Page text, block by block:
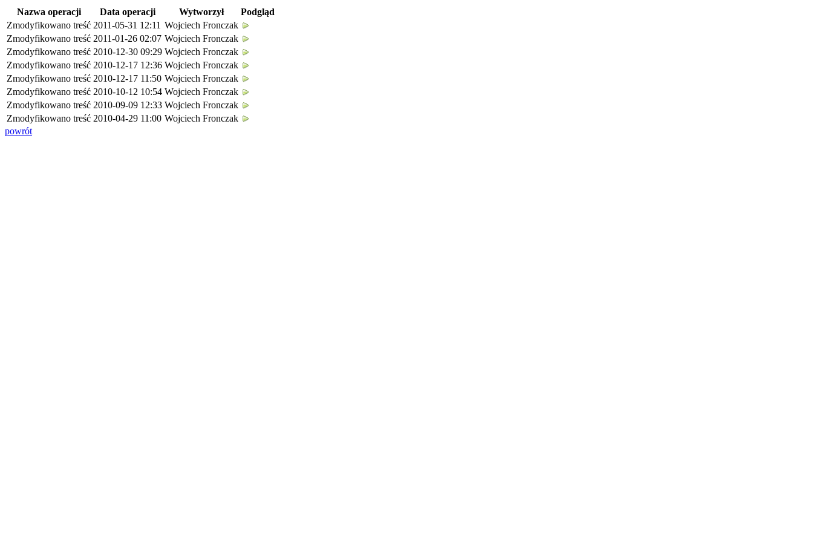
Nazwa operacji Data operacji Wytworzył
Podgląd
Zmodyfikowano treść 2011-05-31 12:11 Wojciech Fronczak
Zmodyfikowano treść 2011-01-26 02:07 Wojciech Fronczak
Zmodyfikowano treść 2010-12-30 09:29 Wojciech Fronczak
Zmodyfikowano treść 2010-12-17 12:36 Wojciech Fronczak
Zmodyfikowano treść 2010-12-17 11:50 Wojciech Fronczak
Zmodyfikowano treść 2010-10-12 10:54 Wojciech Fronczak
Zmodyfikowano treść 2010-09-09 12:33 Wojciech Fronczak
Zmodyfikowano treść 2010-04-29 11:00 Wojciech Fronczak
powrót